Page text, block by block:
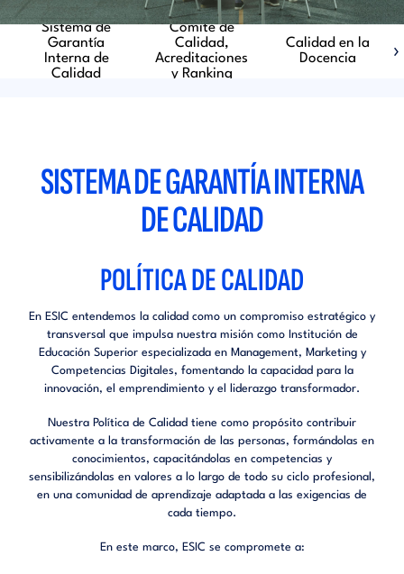
Sistema de
Garantía
Interna de
Calidad
Comité de
Calidad,
Acreditaciones
y Ranking
Calidad en la
Docencia
›
SISTEMA DE GARANTÍA INTERNA
DE CALIDAD
POLÍTICA DE CALIDAD
En ESIC entendemos la calidad como un compromiso estratégico y
transversal que impulsa nuestra misión como Institución de
Educación Superior especializada en Management, Marketing y
Competencias Digitales, fomentando la capacidad para la
innovación, el emprendimiento y el liderazgo transformador.
Nuestra Política de Calidad tiene como propósito contribuir
activamente a la transformación de las personas, formándolas en
conocimientos, capacitándolas en competencias y
sensibilizándolas en valores a lo largo de todo su ciclo profesional,
en una comunidad de aprendizaje adaptada a las exigencias de
cada tiempo.
En este marco, ESIC se compromete a: